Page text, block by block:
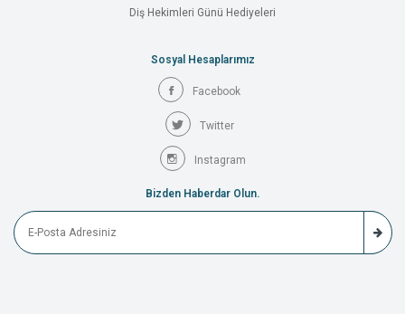
Diş Hekimleri Günü Hediyeleri
Sosyal Hesaplarımız
Facebook
Twitter
Instagram
Bizden Haberdar Olun.